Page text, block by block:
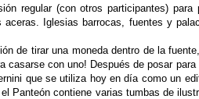
regular (con otros participantes)
Iglesias barrocas, fuentes y
de tirar una moneda dentro de la
casarse con uno! Después de posar
que se utiliza hoy en día como un
el Panteóncontiene varias tumbas de